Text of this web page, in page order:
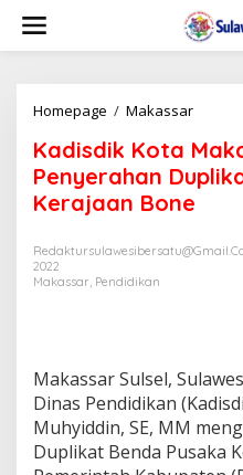
w
Homepage / Makassar
d
i
s
d
k
a
k
a
s
s
a
Kadisdik Kota
Penyerahan
Kerajaan Bone
2022
Makassar, Pendidikan
Makassar Sulsel,
Dinas Pendidikan
Muhyiddin, SE, MM
Duplikat Benda Pusaka